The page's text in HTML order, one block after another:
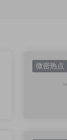
微密热点